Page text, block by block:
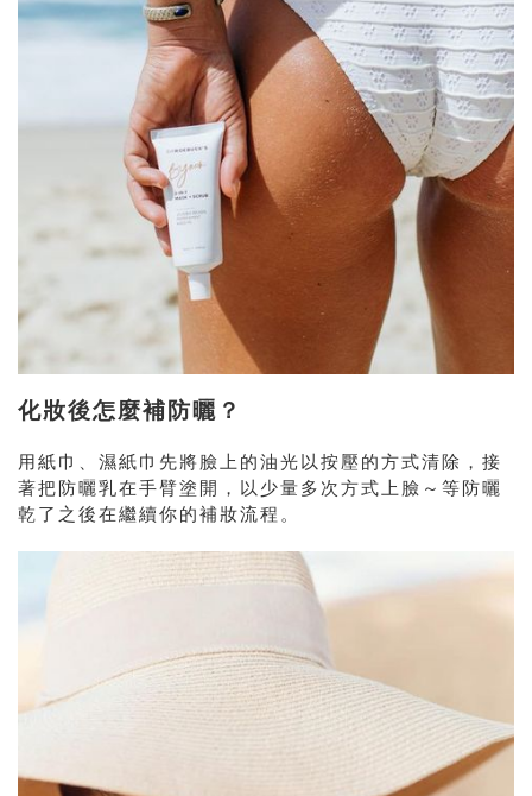
化妝後怎麼補防曬？
用紙巾、濕紙巾先將臉上的油光以按壓的方式清除，接
著把防曬乳在手臂塗開，以少量多次方式上臉～等防曬
乾了之後在繼續你的補妝流程。